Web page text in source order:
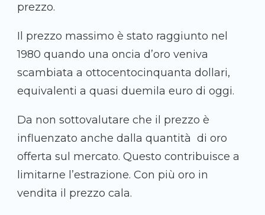
prezzo.
Il prezzo massimo è stato raggiunto nel
1980 quando una oncia d’oro veniva
scambiata a ottocentocinquanta dollari,
equivalenti a quasi duemila euro di oggi.
Da non sottovalutare che il prezzo è
influenzato anche dalla quantità di oro
offerta sul mercato. Questo contribuisce a
limitarne l’estrazione. Con più oro in
vendita il prezzo cala.